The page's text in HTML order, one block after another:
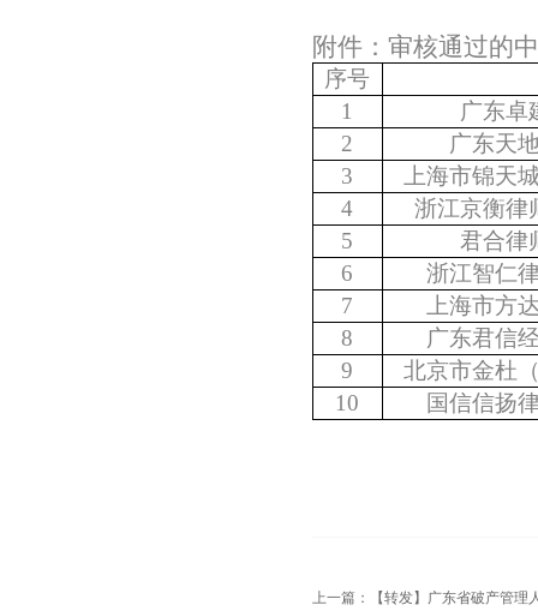
附件：审核通过的
序号
1
广东卓
2
广东天
3
上海市锦天
4
浙江京衡律
5
君合律
6
浙江智仁
7
上海市方
8
广东君信
9
北京市金杜
10
国信信扬
上一篇：
【转发】广东省破产管理